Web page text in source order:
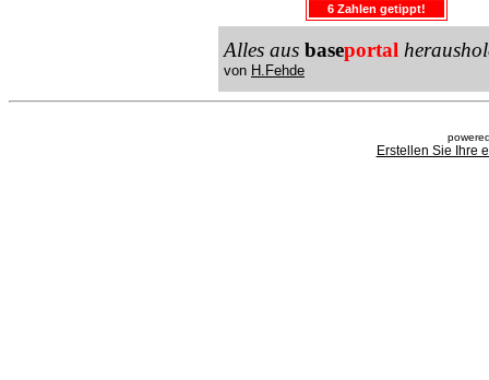
6 Zahlen getippt!
Alles aus baseportal
von H.Fehde
Erstellen Sie Ihre